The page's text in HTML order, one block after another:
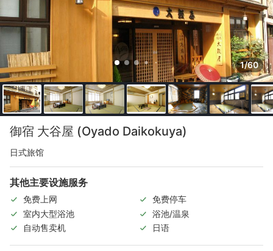
1/60
御宿 大谷屋 (Oyado Daikokuya)
日式旅馆
其他主要设施服务
免费上网
免费停车
室内大型浴池
浴池/温泉
自动售卖机
日语